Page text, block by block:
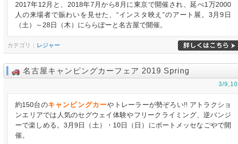
2017年12月と、2018年7月から8月に東京で開催され、延べ1万2000
人の来場者で賑わいを見せた、“インスタ映え”のアート展。3月9日
（土）～28日（木）にららぽーと名古屋で開催。
カテゴリ： レジャー
名古屋キャンピングカーフェア 2019 Spring
3/9,10
約150台のキャンピングカーやトレーラーが勢ぞろい!! アトラクショ
ンエリアでは人気のセグウェイ体験やフリークライミング、逆バンジ
ーで楽しめる。3月9日（土）・10日（日）にポートメッセなごやで開
催。